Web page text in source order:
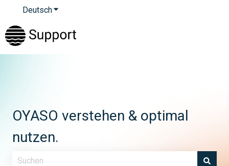
DeutschUntermenü für Übersetzungen anzeigen
OYASO verstehen & optimal
nutzen.